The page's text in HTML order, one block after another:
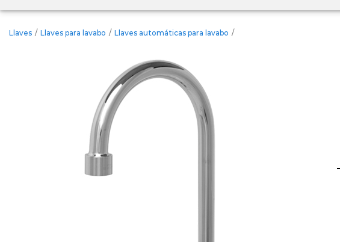
Llaves / Llaves para lavabo / Llaves automáticas para lavabo /